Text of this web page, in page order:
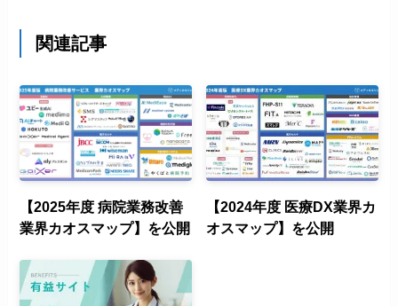
関連記事
【2025年度 病院業務改善
業界カオスマップ】を公開
【2024年度 医療DX業界カ
オスマップ】を公開